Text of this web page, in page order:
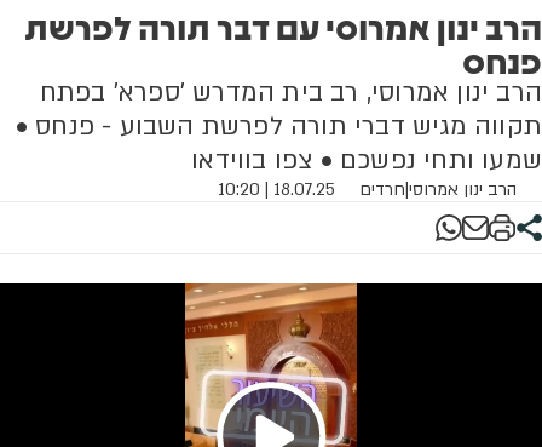
הרב ינון אמרוסי עם דבר תורה לפרשת
פנחס
הרב ינון אמרוסי, רב בית המדרש 'ספרא' בפתח
תקווה מגיש דברי תורה לפרשת השבוע - פנחס •
שמעו ותחי נפשכם • צפו בווידאו
הרב ינון אמרוסי|חרדים 18.07.25 | 10:20